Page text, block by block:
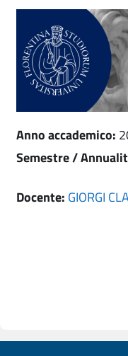
Anno accademico:
Semestre /
Docente: GIORGI